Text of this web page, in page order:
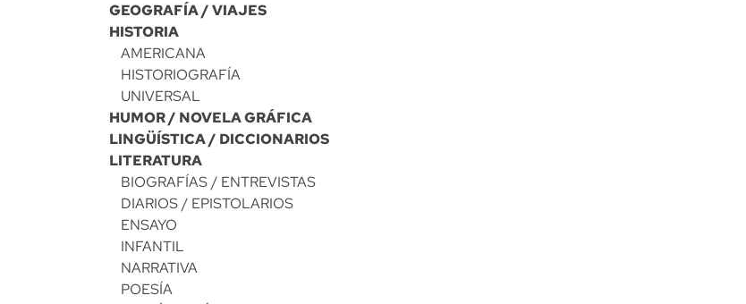
GEOGRAFÍA / VIAJES
HISTORIA
AMERICANA
HISTORIOGRAFÍA
UNIVERSAL
HUMOR / NOVELA GRÁFICA
LINGÜÍSTICA / DICCIONARIOS
LITERATURA
BIOGRAFÍAS / ENTREVISTAS
DIARIOS / EPISTOLARIOS
ENSAYO
INFANTIL
NARRATIVA
POESÍA